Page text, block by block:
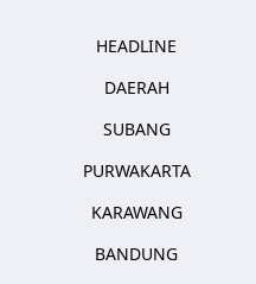
HEADLINE
DAERAH
SUBANG
PURWAKARTA
KARAWANG
BANDUNG